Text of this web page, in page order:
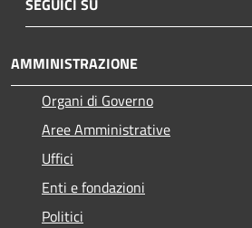
AMMINISTRAZIONE
Organi di Governo
Aree Amministrative
Uffici
Enti e fondazioni
Politici